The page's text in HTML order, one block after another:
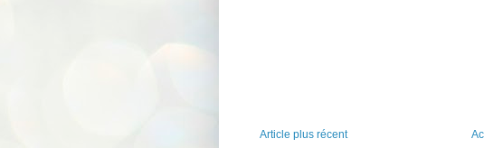
Article plus récent